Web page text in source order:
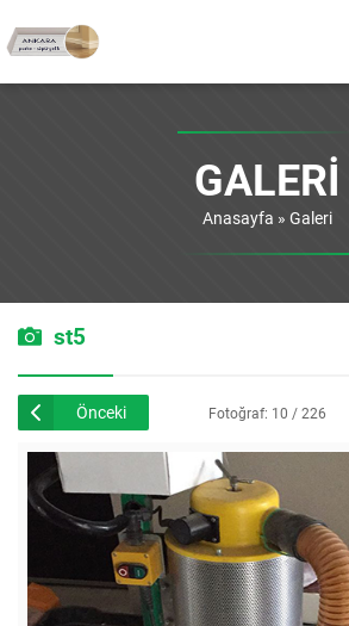
GALERI
Anasayfa » Galeri
st5
Önceki Fotoğraf: 10 / 226